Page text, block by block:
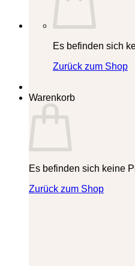
Es befinden sich
Zurück zum Shop
Warenkorb
Es befinden sich keine
Zurück zum Shop